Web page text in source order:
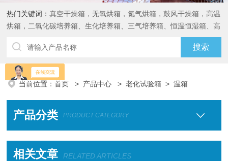
热门关键词：真空干燥箱，无氧烘箱，氮气烘箱，鼓风干燥箱，高温
烘箱，二氧化碳培养箱、生化培养箱、三气培养箱、恒温恒湿箱、高
当前位置：首页 > 产品中心 >老化试验箱 >温箱
产品分类 PRODUCT CATEGORY
相关文章 RELATED ARTICLES